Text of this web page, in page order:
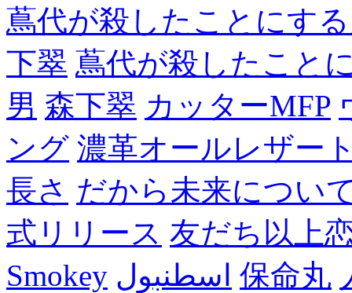
蔦代が殺したことにす
下翠 蔦代が殺したこと
男 森下翠 カッターMFP
ング 濃革オールレザー
長さ だから未来につい
式リリース 友だち以上
Smokey اسطنبول 保命丸